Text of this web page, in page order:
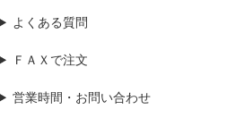
よくある質問
ＦＡＸで注文
営業時間・お問い合わせ